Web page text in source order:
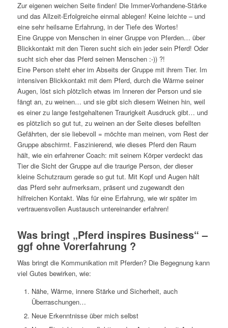
Zur eigenen weichen Seite finden! Die Immer-Vorhandene-Stärke
und das Allzeit-Erfolgreiche einmal ablegen! Keine leichte – und
eine sehr heilsame Erfahrung, in der Tiefe des Wortes!
Eine Gruppe von Menschen in einer Gruppe von Pferden… über
Blickkontakt mit den Tieren sucht sich ein jeder sein Pferd! Oder
sucht sich eher das Pferd seinen Menschen :-)) ?!
Eine Person steht eher im Abseits der Gruppe mit ihrem Tier. Im
intensiven Blickkontakt mit dem Pferd, durch die Wärme seiner
Augen, löst sich plötzlich etwas im Inneren der Person und sie
fängt an, zu weinen… und sie gibt sich diesem Weinen hin, weil
es einer zu lange festgehaltenen Traurigkeit Ausdruck gibt… und
es plötzlich so gut tut, zu weinen an der Seite dieses befellten
Gefährten, der sie liebevoll = möchte man meinen, vom Rest der
Gruppe abschirmt. Faszinierend, wie dieses Pferd den Raum
hält, wie ein erfahrener Coach: mit seinem Körper verdeckt das
Tier die Sicht der Gruppe auf die traurige Person, der dieser
kleine Schutzraum gerade so gut tut. Mit Kopf und Augen hält
das Pferd sehr aufmerksam, präsent und zugewandt den
hilfreichen Kontakt. Was für eine Erfahrung, wie wir später im
vertrauensvollen Austausch untereinander erfahren!
Was bringt „Pferd inspires Business“ –
ggf ohne Vorerfahrung ?
Was bringt die Kommunikation mit Pferden? Die Begegnung kann
viel Gutes bewirken, wie:
Nähe, Wärme, innere Stärke und Sicherheit, auch
Überraschungen…
Neue Erkenntnisse über mich selbst